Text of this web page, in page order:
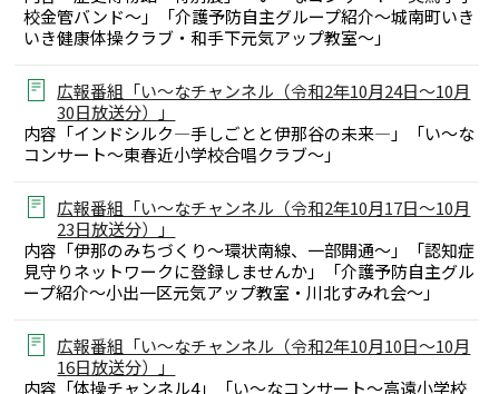
校金管バンド～」「介護予防自主グループ紹介～城南町いき
いき健康体操クラブ・和手下元気アップ教室～」
広報番組「い～なチャンネル（令和2年10月24日～10月
30日放送分）」
内容「インドシルク―手しごとと伊那谷の未来―」「い～な
コンサート～東春近小学校合唱クラブ～」
広報番組「い～なチャンネル（令和2年10月17日～10月
23日放送分）」
内容「伊那のみちづくり～環状南線、一部開通～」「認知症
見守りネットワークに登録しませんか」「介護予防自主グル
ープ紹介～小出一区元気アップ教室・川北すみれ会～」
広報番組「い～なチャンネル（令和2年10月10日～10月
16日放送分）」
内容「体操チャンネル4」「い～なコンサート～高遠小学校